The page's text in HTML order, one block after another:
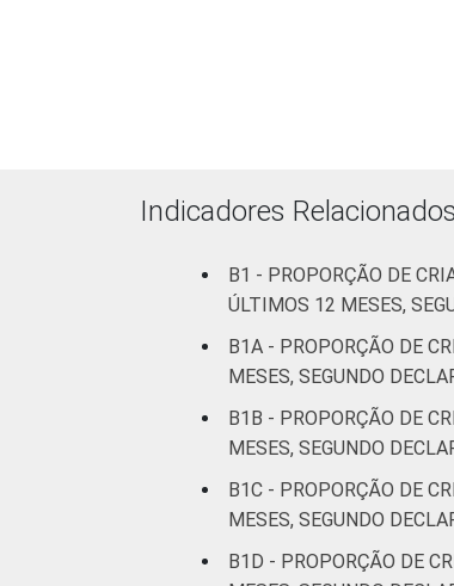
Indicadores Relacionados
B1 - PROPORÇÃO DE
ÚLTIMOS 12 MESES,
B1A - PROPORÇÃO DE
MESES, SEGUNDO
B1B - PROPORÇÃO DE
MESES, SEGUNDO
B1C - PROPORÇÃO DE
MESES, SEGUNDO
B1D - PROPORÇÃO DE